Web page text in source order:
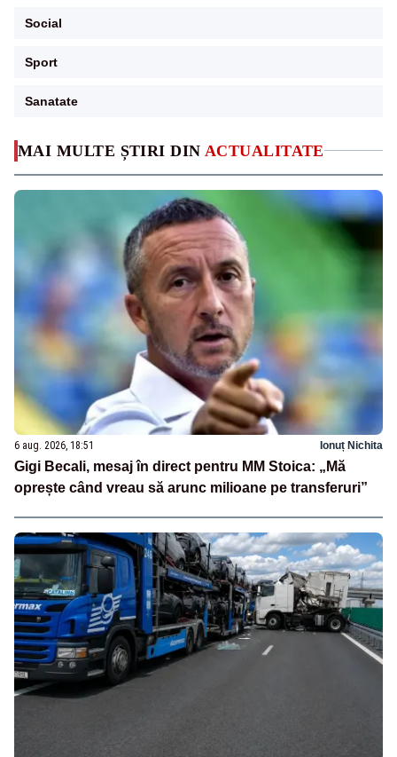
MAI MULTE ȘTIRI DIN ACTUALITATE
6 aug. 2026, 18:51 Ionuț Nichita
Gigi Becali, mesaj în direct pentru MM Stoica: „Mă
oprește când vreau să arunc milioane pe transferuri”
Social
Sport
Sanatate